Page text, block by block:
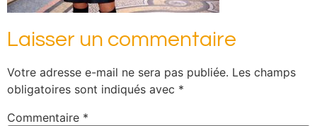
Laisser un commentaire
Votre adresse e-mail ne sera pas publiée. Les champs
obligatoires sont indiqués avec *
Commentaire *